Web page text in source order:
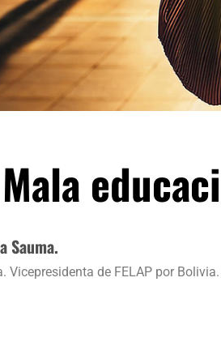
Sauma.
Vicepresidenta de FELAP por Bolivia.